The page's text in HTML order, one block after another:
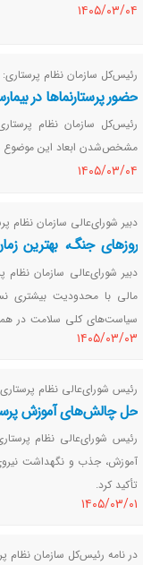
١٤٠٥/٠٣/٠٤
رئیس‌کل سازمان نظام پرستاری:
حضور پرستارنماها در
رئیس‌کل سازمان نظام
مشخص‌شدن ابعاد این موضوع به
١٤٠٥/٠٣/٠٤
دبیر شورای‌عالی سازمان نظام
روزهای جنگ، بهترین
محدود را در همین مقاطع
دبیر شورای‌عالی سازمان
مالی با محدودیت بیشتری
سیاست‌های کلی سلامت در
این مناسبات به‌سمت عدالت و
١٤٠٥/٠٣/٠٣
رئیس شورای‌عالی نظام
حل چالش‌های آموزش
رئیس شورای‌عالی نظام
آموزش، جذب و نگهداشت
تأکید کرد.
١٤٠٥/٠٣/٠١
در نامه رئیس‌کل سازمان نظام